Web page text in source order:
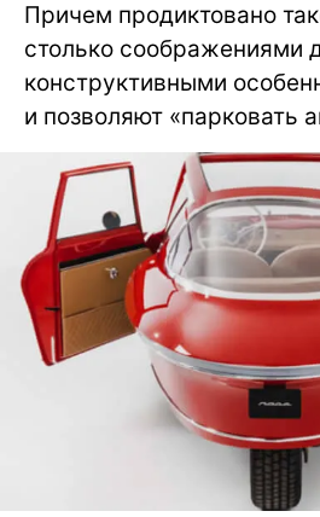
Причем продиктовано
столько соображениями
конструктивными
и позволяют «парковать